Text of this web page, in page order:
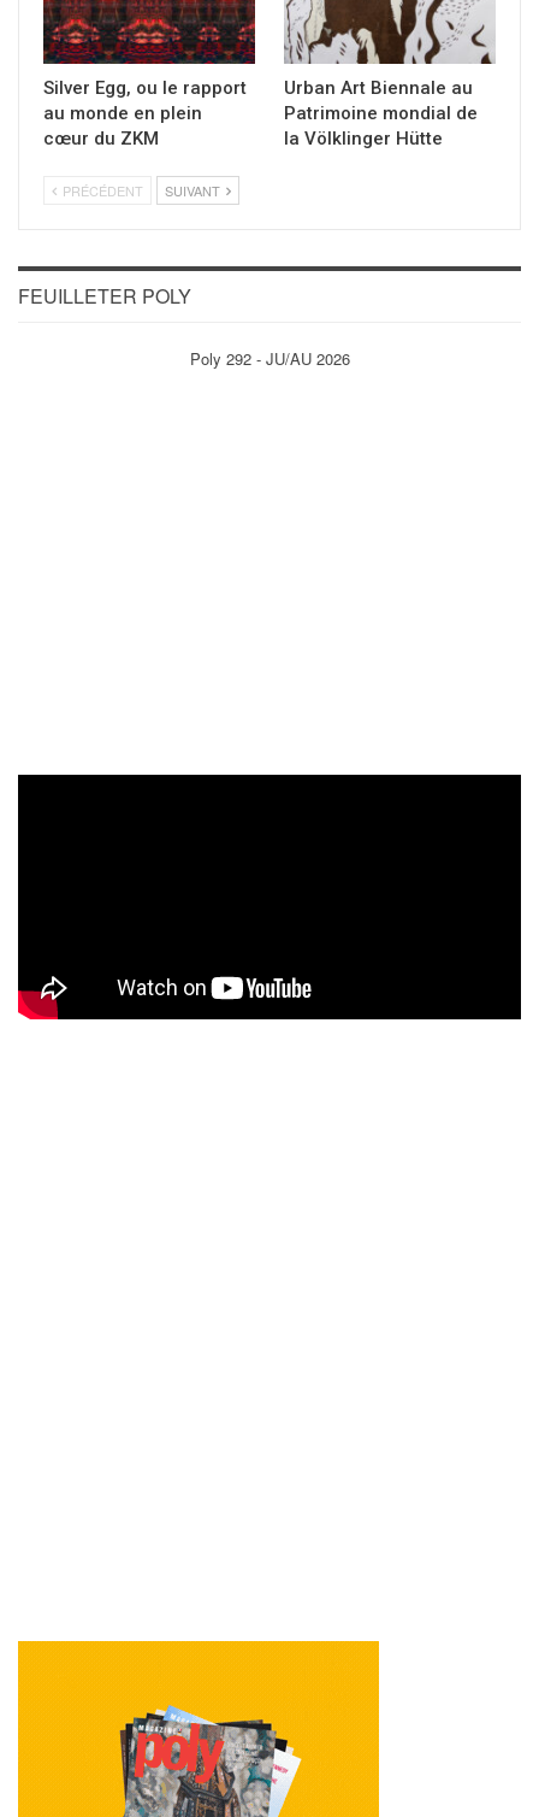
Silver Egg, ou le rapport
au monde en plein
cœur du ZKM
Urban Art Biennale au
Patrimoine mondial de
la Völklinger Hütte
PRÉCÉDENT SUIVANT
FEUILLETER POLY
Poly 292 - JU/AU 2026